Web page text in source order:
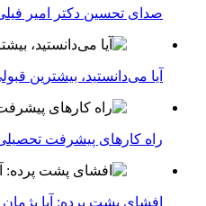
صدای تحسین دکتر امیر فیلی
آیا می‌دانستید، بیشترین
راه کارهای پیشرفت
افشای پشت پرده: آیا